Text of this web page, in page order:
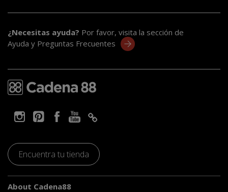
¿Necesitas ayuda? Por favor, visita la sección de
Ayuda y Preguntas Frecuentes
Encuentra tu tienda
About Cadena88